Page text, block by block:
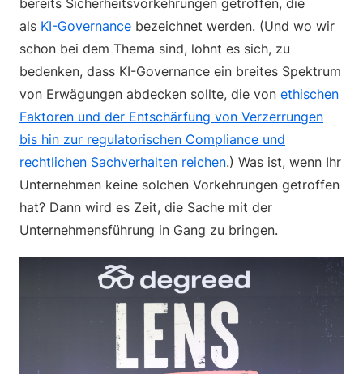
bereits Sicherheitsvorkehrungen getroffen, die
als KI-Governance bezeichnet werden. (Und wo wir
schon bei dem Thema sind, lohnt es sich, zu
bedenken, dass KI-Governance ein breites Spektrum
von Erwägungen abdecken sollte, die von ethischen
Faktoren und der Entschärfung von Verzerrungen
bis hin zur regulatorischen Compliance und
rechtlichen Sachverhalten reichen.) Was ist, wenn Ihr
Unternehmen keine solchen Vorkehrungen getroffen
hat? Dann wird es Zeit, die Sache mit der
Unternehmensführung in Gang zu bringen.